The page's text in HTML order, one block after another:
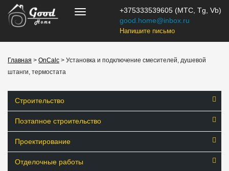
+375333539605 (МТС, Tg, Vb)
good.home@inbox.ru
Напишите письмо
Главная > OnCalc > Установка и подключение смесителей, душевой
штанги, термостата
Строительство
Поэтапное строительство
Проектирование
Отделочные работы